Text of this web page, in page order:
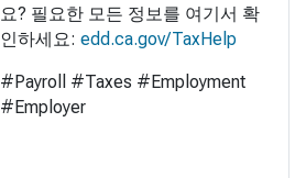
요? 필요한 모든 정보를 여기서 확
인하세요: edd.ca.gov/TaxHelp
#Payroll #Taxes #Employment
#Employer